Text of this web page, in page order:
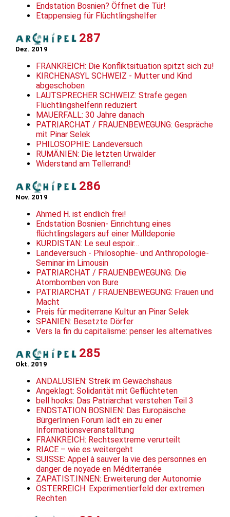
Endstation Bosnien? Öffnet die Tür!
Etappensieg für Flüchtlingshelfer
287
Dez. 2019
FRANKREICH: Die Konfliktsituation spitzt sich zu!
KIRCHENASYL SCHWEIZ - Mutter und Kind
abgeschoben
LAUTSPRECHER SCHWEIZ: Strafe gegen
Flüchtlingshelferin reduziert
MAUERFALL: 30 Jahre danach
PATRIARCHAT / FRAUENBEWEGUNG: Gespräche
mit Pinar Selek
PHILOSOPHIE: Landeversuch
RUMÄNIEN: Die letzten Urwälder
Widerstand am Tellerrand!
286
Nov. 2019
Ahmed H. ist endlich frei!
Endstation Bosnien- Einrichtung eines
flüchtlingslagers auf einer Mülldeponie
KURDISTAN: Le seul espoir…
Landeversuch - Philosophie- und Anthropologie-
Seminar im Limousin
PATRIARCHAT / FRAUENBEWEGUNG: Die
Atombomben von Bure
PATRIARCHAT / FRAUENBEWEGUNG: Frauen und
Macht
Preis für mediterrane Kultur an Pinar Selek
SPANIEN: Besetzte Dörfer
Vers la fin du capitalisme: penser les alternatives
285
Okt. 2019
ANDALUSIEN: Streik im Gewächshaus
Angeklagt: Solidarität mit Geflüchteten
bell hooks: Das Patriarchat verstehen Teil 3
ENDSTATION BOSNIEN: Das Europäische
BürgerInnen Forum lädt ein zu einer
Informationsveranstalltung
FRANKREICH: Rechtsextreme verurteilt
RIACE – wie es weitergeht
SUISSE: Appel à sauver la vie des personnes en
danger de noyade en Méditerranée
ZAPATIST.INNEN: Erweiterung der Autonomie
ÖSTERREICH: Experimentierfeld der extremen
Rechten